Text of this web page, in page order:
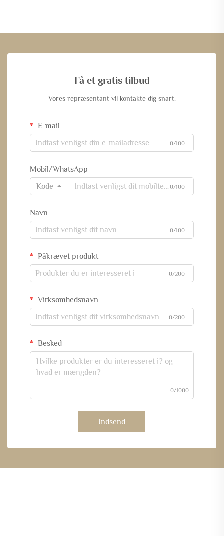
Få et gratis tilbud
Vores repræsentant vil kontakte dig snart.
E-mail
0/100
Mobil/WhatsApp
Kode
0/100
Navn
0/100
Påkrævet produkt
0/200
Virksomhedsnavn
0/200
Besked
0/1000
Indsend